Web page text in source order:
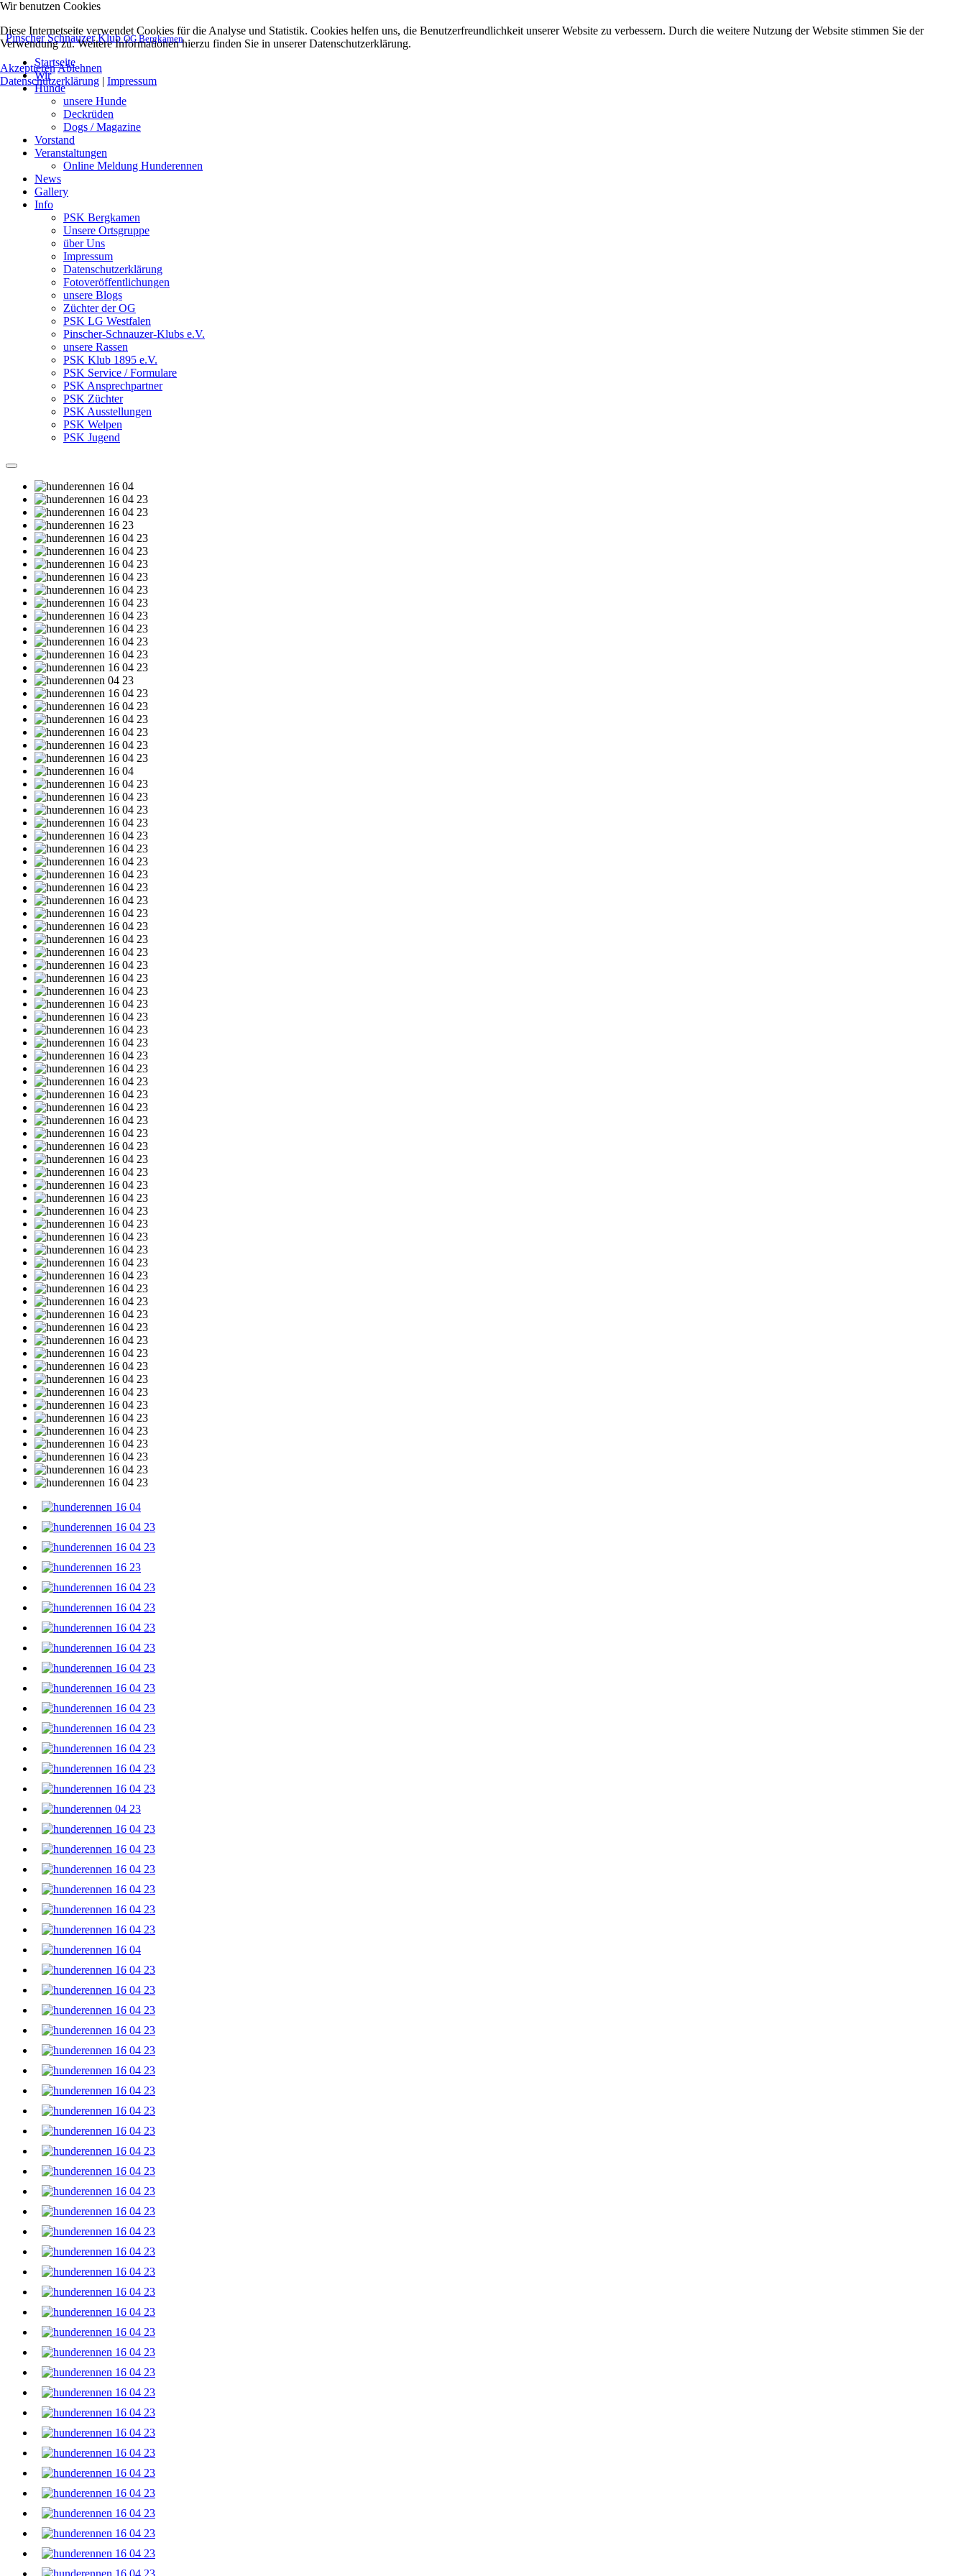
Pinscher Schnauzer Klub OG Bergkamen
Startseite
Wir
Hunde
unsere Hunde
Deckrüden
Dogs / Magazine
Vorstand
Veranstaltungen
Online Meldung Hunderennen
News
Gallery
Info
PSK Bergkamen
Unsere Ortsgruppe
über Uns
Impressum
Datenschutzerklärung
Fotoveröffentlichungen
unsere Blogs
Züchter der OG
PSK LG Westfalen
Pinscher-Schnauzer-Klubs e.V.
unsere Rassen
PSK Klub 1895 e.V.
PSK Service / Formulare
PSK Ansprechpartner
PSK Züchter
PSK Ausstellungen
PSK Welpen
PSK Jugend
Wir benutzen Cookies
Diese Internetseite verwendet Cookies für die Analyse und Statistik. Cookies helfen uns, die Benutzerfreundlichkeit unserer Website zu verbessern. Durch die weitere Nutzung der Website stimmen Sie der
Verwendung zu. Weitere Informationen hierzu finden Sie in unserer Datenschutzerklärung.
AkzeptierenAblehnen
Datenschutzerklärung | Impressum